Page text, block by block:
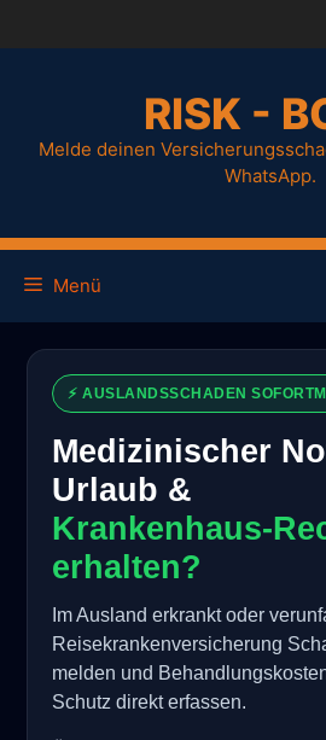
RISK -
Melde deinen
WhatsApp.
Menü
⚡ AUSLANDSSCHADEN
Medizinischer
Urlaub &
Krankenhaus-
erhalten?
Im Ausland erkrankt oder
Reisekrankenversicherung
melden und
Schutz direkt erfassen.